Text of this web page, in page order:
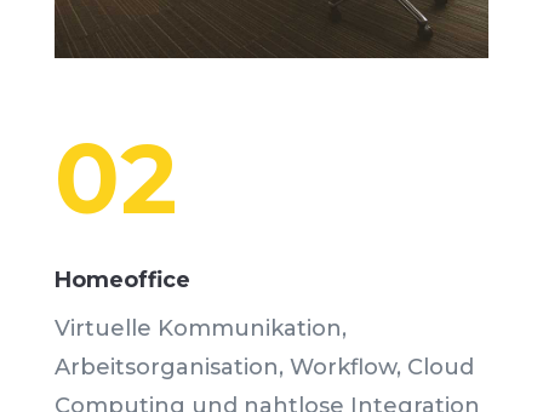
02
Homeoffice
Virtuelle Kommunikation,
Arbeitsorganisation, Workflow, Cloud
Computing und nahtlose Integration